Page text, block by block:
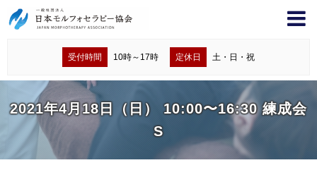
受付時間 10時～17時 定休日 土・日・祝
2021年4月18日（日） 10:00〜16:30 練成会
S